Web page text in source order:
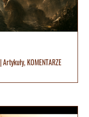
|Artykuły,KOMENTARZE